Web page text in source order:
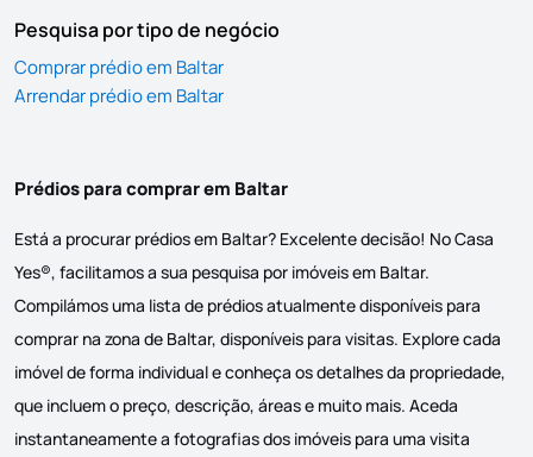
Pesquisa por tipo de negócio
Comprar prédio em Baltar
Arrendar prédio em Baltar
Prédios para comprar em Baltar
Está a procurar prédios em Baltar? Excelente decisão! No Casa
Yes®, facilitamos a sua pesquisa por imóveis em Baltar.
Compilámos uma lista de prédios atualmente disponíveis para
comprar na zona de Baltar, disponíveis para visitas. Explore cada
imóvel de forma individual e conheça os detalhes da propriedade,
que incluem o preço, descrição, áreas e muito mais. Aceda
instantaneamente a fotografias dos imóveis para uma visita